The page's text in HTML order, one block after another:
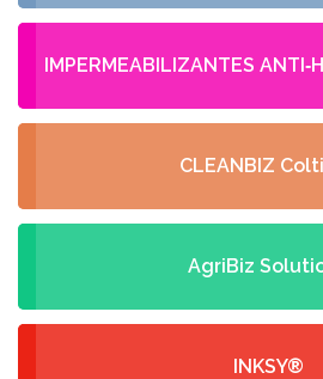
IMPERMEABILIZANTES
CLEANBIZ
AgriBiz
INKSY®